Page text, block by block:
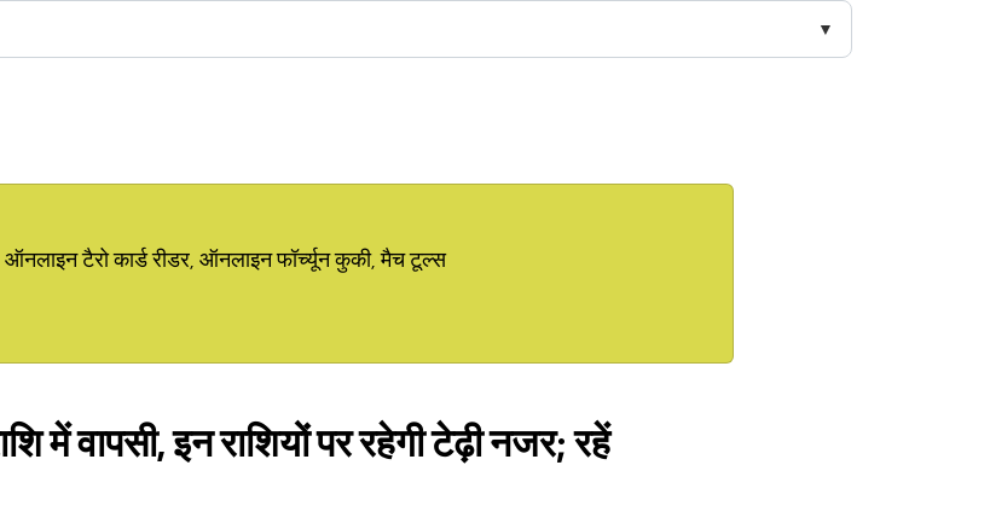
टैरो कार्ड रीडर, ऑनलाइन फॉर्च्यून कुकी, मैच टूल्स
में वापसी, इन राशियों पर रहेगी टेढ़ी नजर; रहें